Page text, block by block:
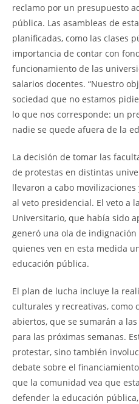
reclamo por un presupuesto
pública. Las asambleas de
planificadas, como las clases
importancia de contar con
funcionamiento de las
salarios docentes. “Nuestro
sociedad que no estamos
lo que nos corresponde: un
nadie se quede afuera de la
La decisión de tomar las
de protestas en distintas
llevaron a cabo
al veto presidencial. El veto a
Universitario, que había sido
generó una ola de
quienes ven en esta medida
educación pública.
El plan de lucha incluye la
culturales y recreativas, como
abiertos, que se sumarán a
para las próximas semanas.
protestar, sino también
debate sobre el
que la comunidad vea que
defender la educación